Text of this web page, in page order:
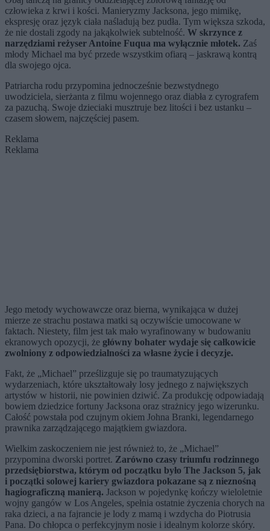
człowieka z krwi i kości. Manieryzmy Jacksona, jego mimikę,
ekspresję oraz język ciała naśladują bez pudła. Tym większa szkoda,
że nie dostali zgody na jakąkolwiek subtelność. W skrzynce z
narzędziami reżyser Antoine Fuqua ma wyłącznie młotek. Zaś
młody Michael ma być przede wszystkim ofiarą – jaskrawą kontrą
dla swojego ojca.
Patriarcha rodu przypomina jednocześnie bezwstydnego
uwodziciela, sierżanta z filmu wojennego oraz diabła z cyrografem
za pazuchą. Swoje dzieciaki musztruje bez litości i bez ustanku –
czasem słowem, najczęściej pasem.
Reklama
Reklama
Jego metody wychowawcze oraz bierna, wynikająca w dużej
mierze ze strachu postawa matki są oczywiście umocowane w
faktach. Niestety, film jest tak mało wyrafinowany w budowaniu
ekranowych opozycji, że główny bohater wydaje się całkowicie
zwolniony z odpowiedzialności za własne życie i decyzje.
Fakt, że „Michael” prześlizguje się po traumatyzujących
wydarzeniach, które ukształtowały losy jednego z największych
artystów w historii, nie powinien dziwić. Za produkcję odpowiadają
bowiem dziedzice fortuny Jacksona oraz strażnicy jego wizerunku.
Całość powstała pod czujnym okiem Johna Branki, legendarnego
prawnika zarządzającego majątkiem gwiazdora.
Wielkim zaskoczeniem nie jest również to, że „Michael”
przypomina dworski portret. Zarówno czasy triumfu rodzinnego
przedsiębiorstwa, którym od początku było The Jackson 5, jak
i początki solowej kariery gwiazdora pokazane są z nieznośną
hagiograficzną manierą. Jackson w pojedynkę kończy wieloletnie
wojny gangów w Los Angeles, spełnia ostatnie życzenia chorych na
raka dzieci, a na fajrancie je lody z mamą i wzdycha do Piotrusia
Pana. Do chłopca o perfekcyjnym nosie i idealnym kolorze skóry.